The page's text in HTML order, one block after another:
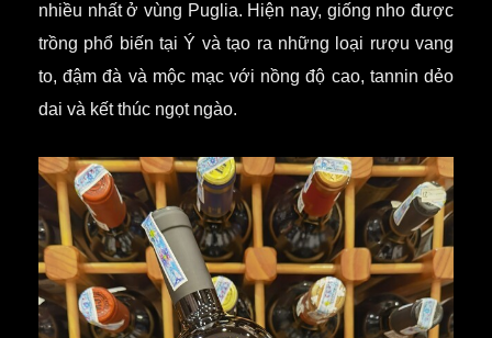
nhiều nhất ở vùng Puglia. Hiện nay, giống nho được
trồng phổ biến tại Ý và tạo ra những loại rượu vang
to, đậm đà và mộc mạc với nồng độ cao, tannin dẻo
dai và kết thúc ngọt ngào.